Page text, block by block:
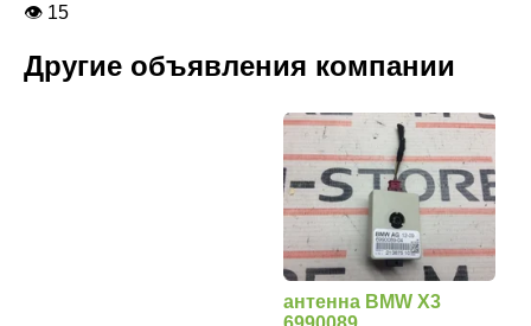
👁 15
Другие объявления компании
антенна BMW X3